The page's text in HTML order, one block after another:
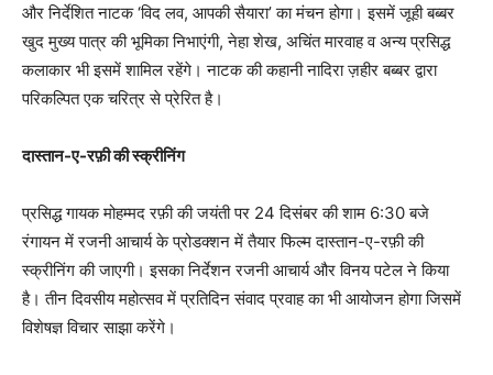
और निर्देशित नाटक ‘विद लव, आपकी सैयारा’ का मंचन होगा। इसमें जूही बब्बर
खुद मुख्य पात्र की भूमिका निभाएंगी, नेहा शेख, अचिंत मारवाह व अन्य प्रसिद्ध
कलाकार भी इसमें शामिल रहेंगे। नाटक की कहानी नादिरा ज़हीर बब्बर द्वारा
परिकल्पित एक चरित्र से प्रेरित है।
दास्तान-ए-रफ़ी की स्क्रीनिंग
प्रसिद्ध गायक मोहम्मद रफ़ी की जयंती पर 24 दिसंबर की शाम 6:30 बजे
रंगायन में रजनी आचार्य के प्रोडक्शन में तैयार फिल्म दास्तान-ए-रफ़ी की
स्क्रीनिंग की जाएगी। इसका निर्देशन रजनी आचार्य और विनय पटेल ने किया
है। तीन दिवसीय महोत्सव में प्रतिदिन संवाद प्रवाह का भी आयोजन होगा जिसमें
विशेषज्ञ विचार साझा करेंगे।